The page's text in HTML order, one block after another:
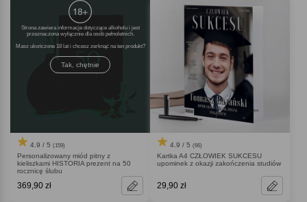
Strona zawiera informacje dotyczące alkoholu i jest
przeznaczona wyłącznie dla osób pełnoletnich.
Masz ukończone 18 lat i chcesz zerknąć na ten produkt
Tak, chętnie
4.9 / 5 (159)
Personalizowany miód pitny z
kieliszkami HISTORIA prezent na 50
rocznicę ślubu
369,90 zł
4.9 / 5 (66)
Kartka A4 CZŁOWIEK SUKCESU
upominek z okazji zakończenia studiów
29,90 zł